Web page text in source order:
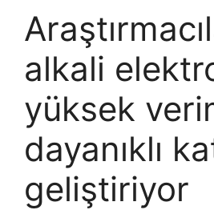
alkali
yüksek
dayanıklı
geliştiriyor